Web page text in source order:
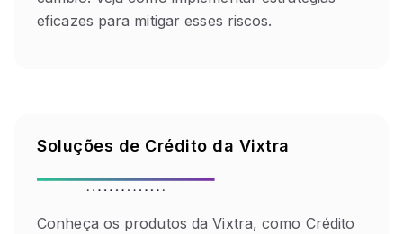
eficazes para mitigar esses riscos.
Soluções de Crédito da Vixtra
Conheça os produtos da Vixtra, como Crédito